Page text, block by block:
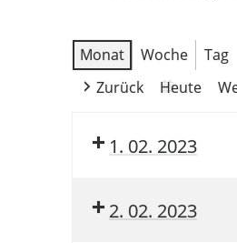
Monat
Woche
Tag
Zurück
Heute
1. 02. 2023
2. 02. 2023